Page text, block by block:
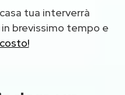
tua interverrà
brevissimo tempo e